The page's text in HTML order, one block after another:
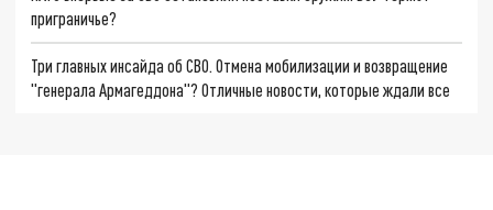
приграничье?
Три главных инсайда об СВО. Отмена мобилизации и возвращение
"генерала Армагеддона"? Отличные новости, которые ждали все